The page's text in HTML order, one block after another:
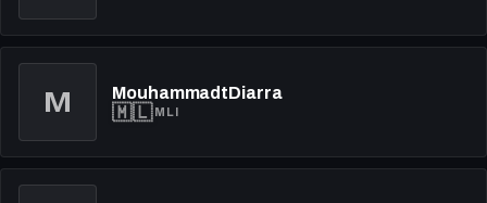
M MouhammadtDiarra
🇲🇱MLI